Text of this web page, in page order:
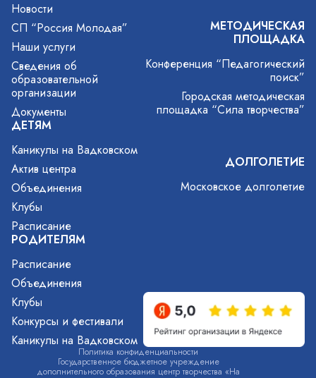
Новости
СП “Россия Молодая”
Наши услуги
Сведения об
образовательной
организации
Документы
ДЕТЯМ
Каникулы на Вадковском
Актив центра
Объединения
Клубы
Расписание
РОДИТЕЛЯМ
Расписание
Объединения
Клубы
Конкурсы и фестивали
Каникулы на Вадковском
МЕТОДИЧЕСКАЯ
ПЛОЩАДКА
Конференция “Педагогический
поиск”
Городская методическая
площадка “Сила творчества”
ДОЛГОЛЕТИЕ
Московское долголетие
Государственное бюджетное учреждение
дополнительного образования центр творчества «На
Политика конфиденциальности